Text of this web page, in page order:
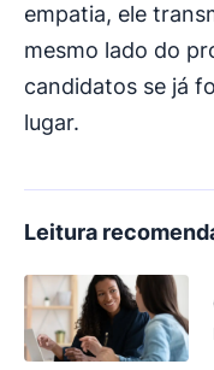
empatia, ele
mesmo lado do
candidatos se já
lugar.
Leitura